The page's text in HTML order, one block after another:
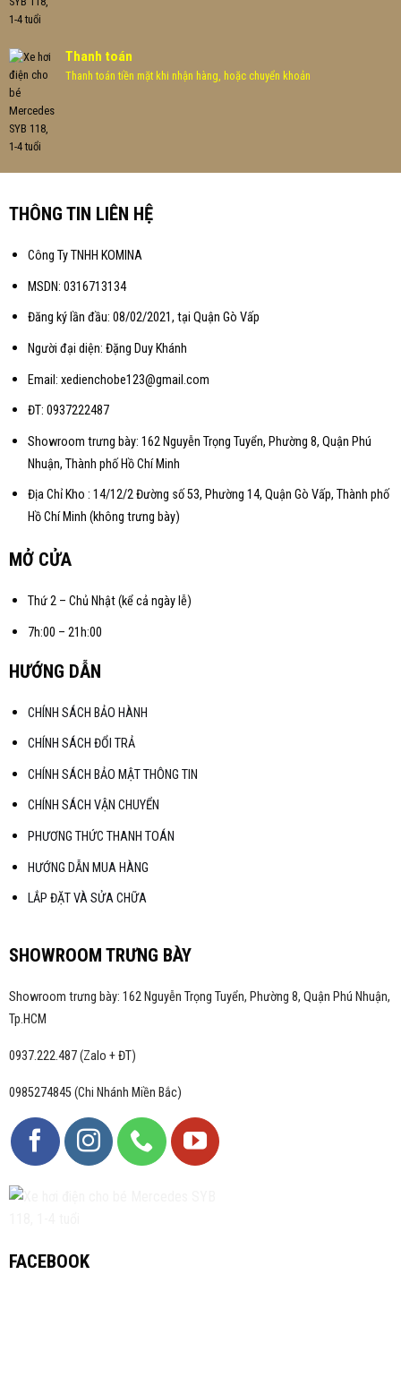
Thanh toán
Thanh toán tiền mặt khi nhận hàng, hoặc chuyển khoản
THÔNG TIN LIÊN HỆ
Công Ty TNHH KOMINA
MSDN: 0316713134
Đăng ký lần đầu: 08/02/2021, tại Quận Gò Vấp
Người đại diện: Đặng Duy Khánh
Email: xedienchobe123@gmail.com
ĐT: 0937222487
Showroom trưng bày: 162 Nguyễn Trọng Tuyển, Phường 8, Quận Phú
Nhuận, Thành phố Hồ Chí Minh
Địa Chỉ Kho : 14/12/2 Đường số 53, Phường 14, Quận Gò Vấp, Thành phố
Hồ Chí Minh (không trưng bày)
MỞ CỬA
Thứ 2 – Chủ Nhật (kể cả ngày lễ)
7h:00 – 21h:00
HƯỚNG DẪN
CHÍNH SÁCH BẢO HÀNH
CHÍNH SÁCH ĐỔI TRẢ
CHÍNH SÁCH BẢO MẬT THÔNG TIN
CHÍNH SÁCH VẬN CHUYỂN
PHƯƠNG THỨC THANH TOÁN
HƯỚNG DẪN MUA HÀNG
LẮP ĐẶT VÀ SỬA CHỮA
SHOWROOM TRƯNG BÀY
Showroom trưng bày: 162 Nguyễn Trọng Tuyển, Phường 8, Quận Phú Nhuận,
Tp.HCM
0937.222.487 (Zalo + ĐT)
0985274845 (Chi Nhánh Miền Bắc)
FACEBOOK